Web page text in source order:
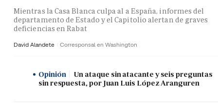
Mientras la Casa Blanca culpa al a España, informes del
departamento de Estado y el Capitolio alertan de graves
deficiencias en Rabat
David Alandete Corresponsal en Washington
Opinión
Un ataque sin atacante y seis preguntas
sin respuesta, por Juan Luis López Aranguren